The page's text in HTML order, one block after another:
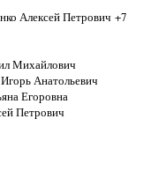
Алексей Петрович +7
Михайлович
Анатольевич
Егоровна
Петрович